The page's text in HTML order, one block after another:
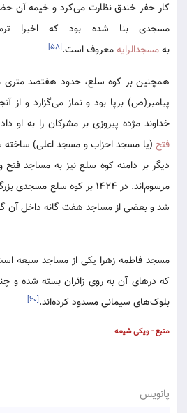
کار حفر خندق نظارت می‌کرد و خیمه آن
مسجدی بنا شده بود که اخیرا
بهمسجدالرایهمعروف است.[۵۸]
همچنین بر کوه سلع، حدود هفتصد متری
پیامبر(ص) برپا بود و نماز می‌گزارد و از
خداوند مژده پیروزی بر مشرکان را به او
فتح (یا مسجد احزاب و مسجد اعلی)
دیگر بر دامنه کوه سلع نیز به مساجد فتح
مرسوم‌اند. در ۱۴۲۴ بر کوه
شد و بعضی از مساجد هفت گانه داخل آن
مسجد فاطمه زهرا یکی از مساجد سبعه
که درهای آن به روی زائران بسته شده و
بلوک‌های سیمانی مسدود کرده‌اند.[۶۰]
منبع - ویکی شیعه
پانویس